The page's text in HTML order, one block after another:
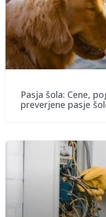
Pasja šola: Cene,
preverjene pasje